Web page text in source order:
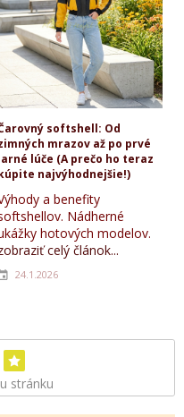
stránku
softshell: Od
mrazov až po prvé
lúče (A prečo ho teraz
najvýhodnejšie!)
a benefity
Nádherné
hotových modelov.
celý článok...
24.1.2026